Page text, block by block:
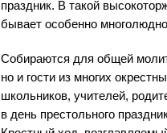
праздник. В такой
бывает особенно
Собираются для общей
но и гости из многих
школьников, учителей,
в день престольного